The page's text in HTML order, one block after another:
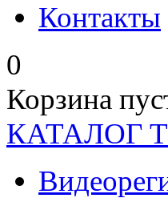
Контакты
0
Корзина
КАТАЛОГ